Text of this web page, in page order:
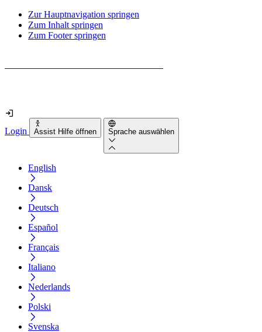
Zur Hauptnavigation springen
Zum Inhalt springen
Zum Footer springen
Login Assist Hilfe öffnen Sprache auswählen
English
Dansk
Deutsch
Español
Français
Italiano
Nederlands
Polski
Svenska